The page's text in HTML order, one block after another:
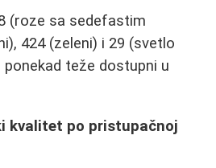
(roze sa sedefastim
424 (zeleni) i 29 (svetlo
teže dostupni u
kvalitet po pristupačnoj